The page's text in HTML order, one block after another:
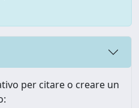
per citare o creare un